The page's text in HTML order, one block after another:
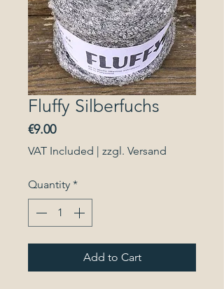
Fluffy Silberfuchs
€9.00Price
VAT Included | zzgl. Versand
Quantity *
Add to Cart